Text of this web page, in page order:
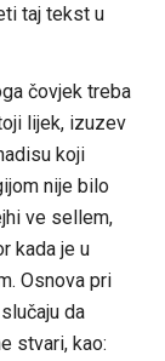
taj tekst u
čovjek treba
lijek, izuzev
koji
nije bilo
ve sellem,
kada je u
Osnova pri
da
stvari, kao: